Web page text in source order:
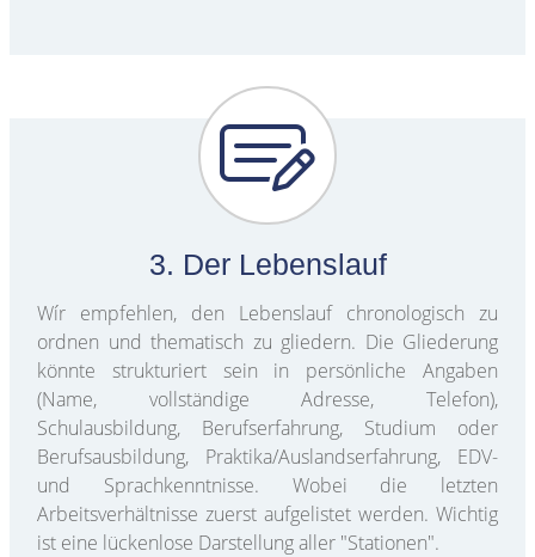
3. Der Lebenslauf
Wír empfehlen, den Lebenslauf chronologisch zu
ordnen und thematisch zu gliedern. Die Gliederung
könnte strukturiert sein in persönliche Angaben
(Name, vollständige Adresse, Telefon),
Schulausbildung, Berufserfahrung, Studium oder
Berufsausbildung, Praktika/Auslandserfahrung, EDV-
und Sprachkenntnisse. Wobei die letzten
Arbeitsverhältnisse zuerst aufgelistet werden. Wichtig
ist eine lückenlose Darstellung aller "Stationen".